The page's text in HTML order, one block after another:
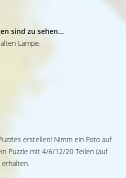
sind zu sehen...
Lampe.
erstellen! Nimm ein Foto auf
Puzzle mit 4/6/12/20 Teilen (auf
erhalten.